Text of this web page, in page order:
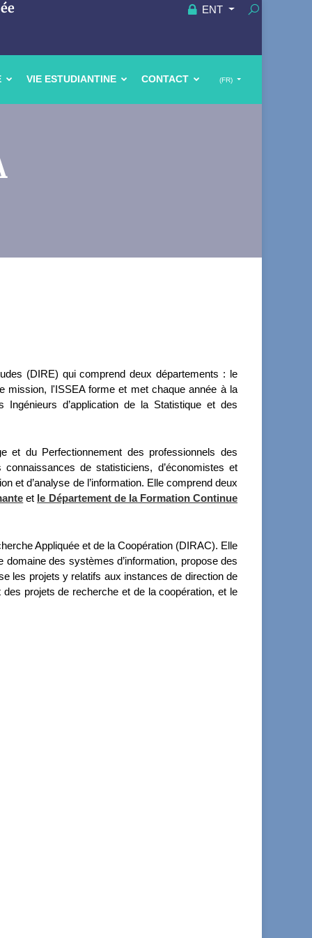
ENT
(FR)
VIE ESTUDIANTINE CONTACT
(DIRE) qui comprend deux départements : le
mission, l'ISSEA forme et met chaque année à la
d’application de la Statistique et des
du Perfectionnement des professionnels des
de statisticiens, d’économistes et
et d’analyse de l’information. Elle comprend deux
et le Département de la Formation Continue
Appliquée et de la Coopération (DIRAC). Elle
des systèmes d’information, propose des
les projets y relatifs aux instances de direction de
projets de recherche et de la coopération, et le